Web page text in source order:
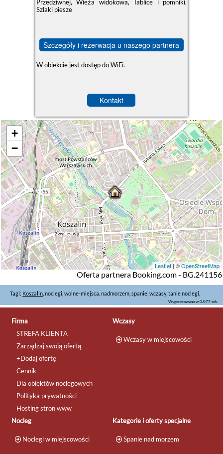
Przedziwnej, Wieża widokowa, Tablice i pomniki,
Szlaki piesze
Szczegóły i rezerwacja u naszego partnera
W obiekcie jest dostęp do WiFi.
Kontakt
+
−
Leaflet| ©OpenStreetMap
Oferta partnera Booking.com - BG.241156
Tagi: Koszalin , noclegi, wolne-miejsca, nadmorzem, spanie, wczasy, tanie noclegi,
Wygenerowano w 0.077 sek.
Firma
STREFA KLIENTA
Zarządzaj swoją ofertą
+Dodaj ofertę
Cennik
Dla obiektów noclegowych
Polityka prywatności
Hosting stron www
Wczasy
Wczasy w miejscowości
Nocleg
Noclegi w miejscowości
Kategorie i oferty specjalne
Spanie nad morzem